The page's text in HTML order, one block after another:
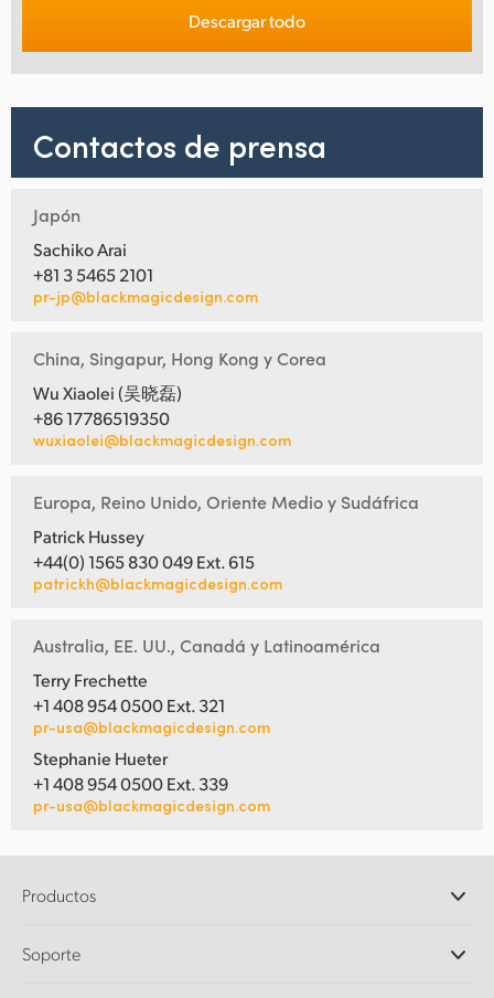
Descargar todo
Contactos de prensa
Japón
Sachiko Arai
+81 3 5465 2101
pr-jp@blackmagicdesign.com
China, Singapur, Hong Kong y Corea
Wu Xiaolei (吴晓磊)
+86 17786519350
wuxiaolei@blackmagicdesign.com
Europa, Reino Unido, Oriente Medio y Sudáfrica
Patrick Hussey
+44(0) 1565 830 049 Ext. 615
patrickh@blackmagicdesign.com
Australia, EE. UU., Canadá y Latinoamérica
Terry Frechette
+1 408 954 0500 Ext. 321
pr-usa@blackmagicdesign.com
Stephanie Hueter
+1 408 954 0500 Ext. 339
pr-usa@blackmagicdesign.com
Productos
DaVinci Resolve y Fusion
Soporte